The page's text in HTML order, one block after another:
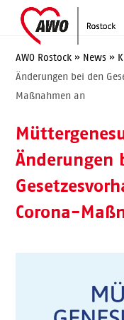
content
Open
mobile
menu
Close
mobile
menu
AWO Rostock » News »
Änderungen bei den
Maßnahmen an
Änderungen
Corona-